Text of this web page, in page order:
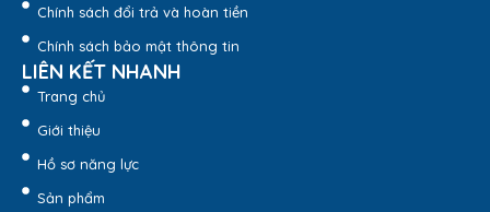
Chính sách đổi trả và hoàn tiền
Chính sách bảo mật thông tin
LIÊN KẾT NHANH
Trang chủ
Giới thiệu
Hồ sơ năng lực
Sản phẩm